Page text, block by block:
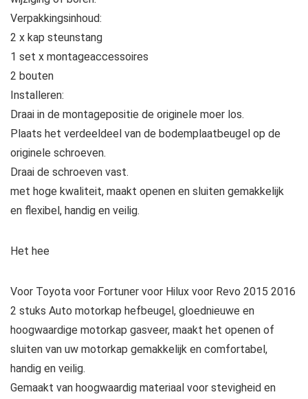
Verpakkingsinhoud:
2 x kap steunstang
1 set x montageaccessoires
2 bouten
Installeren:
Draai in de montagepositie de originele moer los.
Plaats het verdeeldeel van de bodemplaatbeugel op de
originele schroeven.
Draai de schroeven vast.
met hoge kwaliteit, maakt openen en sluiten gemakkelijk
en flexibel, handig en veilig.
Het hee
Voor Toyota voor Fortuner voor Hilux voor Revo 2015 2016
2 stuks Auto motorkap hefbeugel, gloednieuwe en
hoogwaardige motorkap gasveer, maakt het openen of
sluiten van uw motorkap gemakkelijk en comfortabel,
handig en veilig.
Gemaakt van hoogwaardig materiaal voor stevigheid en